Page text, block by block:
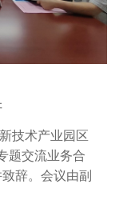
技术产业园区
题交流业务合
辞。会议由副